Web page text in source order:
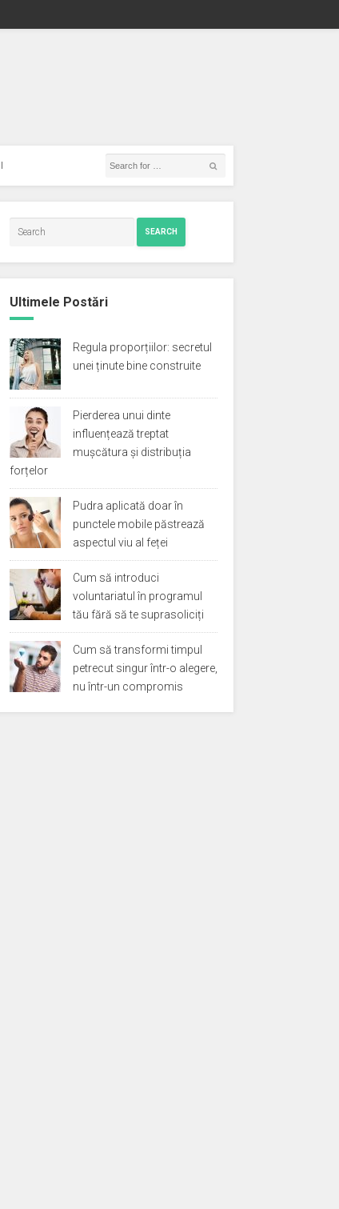
SEARCH
Ultimele Postări
Regula proporțiilor: secretul
unei ținute bine construite
Pierderea unui dinte
influențează treptat
mușcătura și distribuția
forțelor
Pudra aplicată doar în
punctele mobile păstrează
aspectul viu al feței
Cum să introduci
voluntariatul în programul
tău fără să te suprasoliciți
Cum să transformi timpul
petrecut singur într-o alegere,
nu într-un compromis